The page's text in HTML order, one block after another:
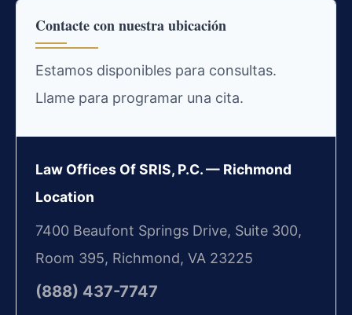
Contacte con nuestra ubicación
Estamos disponibles para consultas.
Llame para programar una cita.
Law Offices Of SRIS, P.C. — Richmond
Location
7400 Beaufont Springs Drive, Suite 300,
Room 395, Richmond, VA 23225
(888) 437-7747